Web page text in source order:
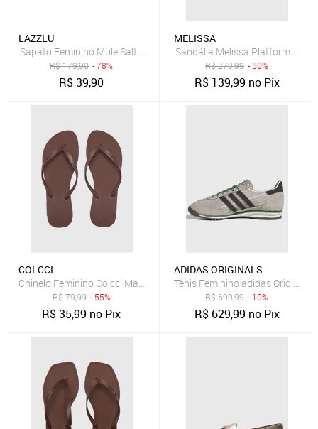
LAZZLU
Sapato Feminino Mule Salto Bloco Grosso Bico Quadrado Prata
R$179,90 - 78%
R$39,90
MELISSA
Sandália Melissa Platform
R$279,99 - 50%
R$ 139,99 no Pix
COLCCI
Chinelo Feminino Colcci Marrom
R$79,99 - 55%
R$35,99 no Pix
ADIDAS ORIGINALS
Tênis Feminino adidas Originals
R$699,99 - 10%
R$ 629,99 no Pix